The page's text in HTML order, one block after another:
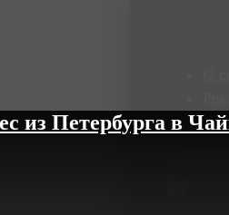
из Петербурга в